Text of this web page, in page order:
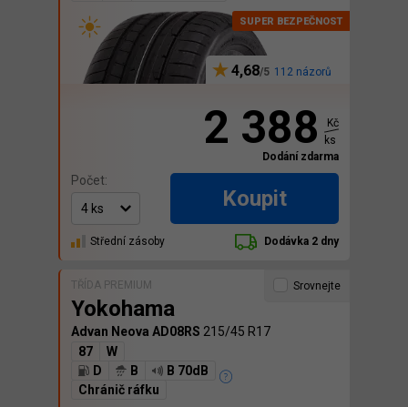
4,68 112 názorů
2 388
Kč
ks
Dodání zdarma
Počet:
Koupit
Střední zásoby Dodávka 2 dny
TŘÍDA PREMIUM
Yokohama
Advan Neova AD08RS 215/45 R17
87
W
D
B
B 70dB
Chránič ráfku
Srovnejte